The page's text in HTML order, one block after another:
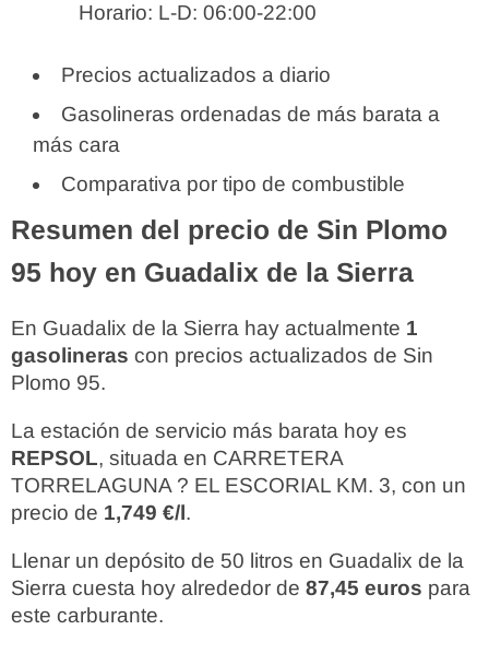
Horario: L-D: 06:00-22:00
Precios actualizados a diario
Gasolineras ordenadas de más barata a
más cara
Comparativa por tipo de combustible
Resumen del precio de Sin Plomo
95 hoy en Guadalix de la Sierra
En Guadalix de la Sierra hay actualmente 1
gasolineras con precios actualizados de Sin
Plomo 95.
La estación de servicio más barata hoy es
REPSOL, situada en CARRETERA
TORRELAGUNA ? EL ESCORIAL KM. 3, con un
precio de 1,749 €/l.
Llenar un depósito de 50 litros en Guadalix de la
Sierra cuesta hoy alrededor de 87,45 euros para
este carburante.